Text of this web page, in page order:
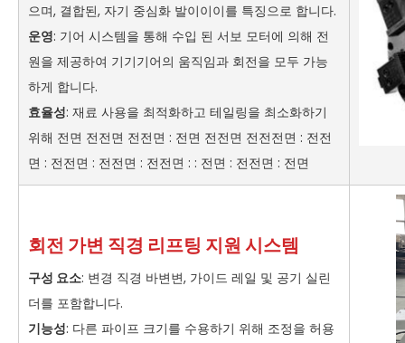
으며, 결합된, 자기 중심화 발이이이를 특징으로 합니다.
운영: 기어 시스템을 통해 수입 된 서보 모터에 의해 전
원을 제공하여 기기기어의 움직임과 회전을 모두 가능
하게 합니다.
효율성: 재료 사용을 최적화하고 테일링을 최소화하기
위해 전면 전전면 전전면 : 전면 전전면 전전전면 : 전전
면 : 전전면 : 전전면 : 전전면 : : 전면 : 전전면 : 전면
회전 가변 직경 리프팅 지원 시스템
구성 요소: 변경 직경 바변변, 가이드 레일 및 공기 실린
더를 포함합니다.
기능성: 다른 파이프 크기를 수용하기 위해 조정을 허용